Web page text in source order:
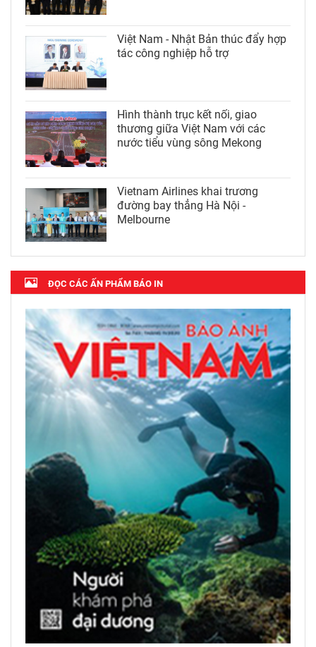
Việt Nam - Nhật Bản thúc đẩy hợp
tác công nghiệp hỗ trợ
Hình thành trục kết nối, giao
thương giữa Việt Nam với các
nước tiểu vùng sông Mekong
Vietnam Airlines khai trương
đường bay thẳng Hà Nội -
Melbourne
ĐỌC CÁC ẤN PHẨM BÁO IN